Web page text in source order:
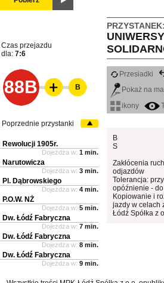
PRZYSTANEK:
Czas przejazdu
dla: 7:6
88B
Przesiadki
Pokaż na
ikony
B
S
Zakłócenia
odjazdów
Tolerancja:
opóźnienie -
Kopiowanie i
jazdy w celach
Łódź Spółka z
B
Poprzednie przystanki
Rewolucji 1905r.
Dojeżdża w: 1 min.
Narutowicza
Dojeżdża w: 3 min.
Pl. Dąbrowskiego
Dojeżdża w: 4 min.
P.O.W. NŻ
Dojeżdża w: 5 min.
Dw. Łódź Fabryczna
Dojeżdża w: 7 min.
Dw. Łódź Fabryczna
Dojeżdża w: 8 min.
Dw. Łódź Fabryczna
Dojeżdża w: 9 min.